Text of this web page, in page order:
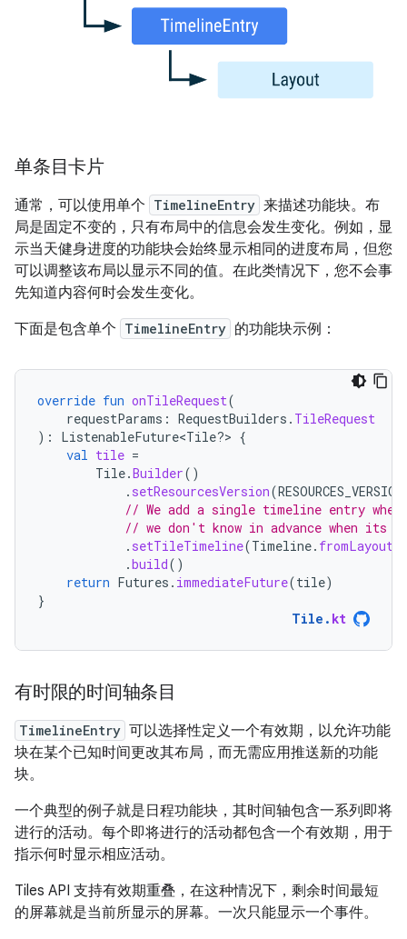
单条目卡片
通常，可以使用单个 TimelineEntry 来描述功能块。布
局是固定不变的，只有布局中的信息会发生变化。例如，显
示当天健身进度的功能块会始终显示相同的进度布局，但您
可以调整该布局以显示不同的值。在此类情况下，您不会事
先知道内容何时会发生变化。
下面是包含单个 TimelineEntry 的功能块示例：
override fun onTileRequest(
requestParams : RequestBuilders . TileRequest
):
ListenableFuture<Tile?> {
val tile =
Tile.Builder()
. setResourcesVersion(RESOURCES_VERSION
// We add a single timeline entry
// we don't know in advance when its
. setTileTimeline(Timeline.
.build()
return Futures . immediateFuture(tile)
}
Tile . kt
有时限的时间轴条目
TimelineEntry 可以选择性定义一个有效期，以允许功能
块在某个已知时间更改其布局，而无需应用推送新的功能
块。
一个典型的例子就是日程功能块，其时间轴包含一系列即将
进行的活动。每个即将进行的活动都包含一个有效期，用于
指示何时显示相应活动。
Tiles API 支持有效期重叠，在这种情况下，剩余时间最短
的屏幕就是当前所显示的屏幕。一次只能显示一个事件。